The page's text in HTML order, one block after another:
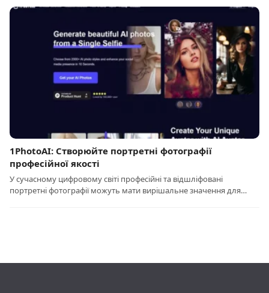
1PhotoAI: Створюйте портретні фотографії
професійної якості
У сучасному цифровому світі професійні та відшліфовані
портретні фотографії можуть мати вирішальне значення для…